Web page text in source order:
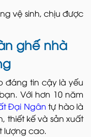
vệ sinh, chịu được
ghế nhà
đáng tin cậy là yếu
Với hơn 10 năm
Đại Ngân tự hào là
thiết kế và sản xuất
lượng cao.